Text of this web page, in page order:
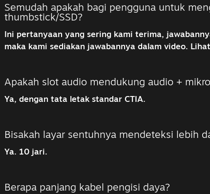
Semudah apakah bagi pengguna untuk
thumbstick/SSD?
Ini pertanyaan yang sering kami terima,
maka kami sediakan jawabannya dalam video.
Apakah slot audio mendukung audio +
Ya, dengan tata letak standar CTIA.
Bisakah layar sentuhnya mendeteksi lebih
Ya. 10 jari.
Berapa panjang kabel pengisi daya?